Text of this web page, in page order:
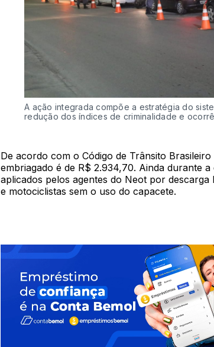
A ação integrada compõe a estratégia do
redução dos índices de criminalidade e
De acordo com o Código de Trânsito
embriagado é de R$ 2.934,70. Ainda durante
aplicados pelos agentes do Neot por
e motociclistas sem o uso do capacete.